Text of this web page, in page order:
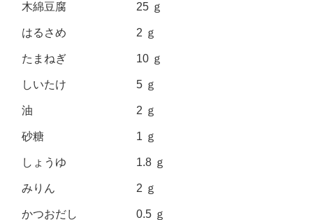
木綿豆腐 25 ｇ
はるさめ 2 ｇ
たまねぎ 10 ｇ
しいたけ 5 ｇ
油 2 ｇ
砂糖 1 ｇ
しょうゆ 1.8 ｇ
みりん 2 ｇ
かつおだし 0.5 ｇ